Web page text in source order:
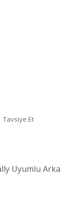
Tavsiye Et
Uyumlu Arka